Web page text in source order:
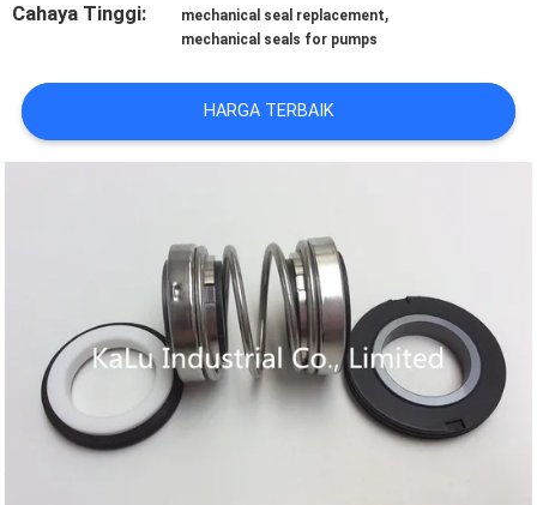
PERMINTAAN
PENAWARAN
PRIVACY
POLICY
Cahaya Tinggi: mechanical seal replacement,
mechanical seals for pumps
HARGA TERBAIK